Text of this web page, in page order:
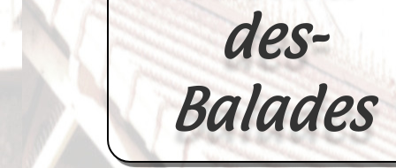
des-
Balades